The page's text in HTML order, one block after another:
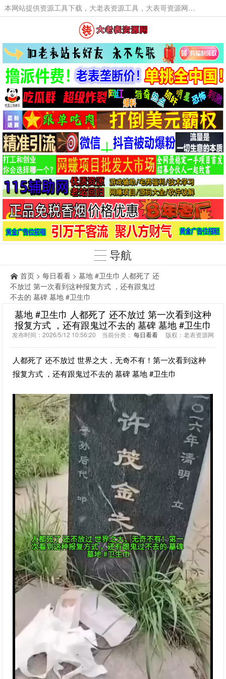
本网站提供资源工具下载，大老表资源工具，大表哥资源网软件工具，大老表资源下载，活动线报福利资源分享,活动线报，大型网游经典游戏，网络热门技术游戏辅助交流与分享。
导航
首页 > 每日看看 > 墓地 #卫生巾 人都死了 还
不放过 第一次看到这种报复方式 ，还有跟鬼过
不去的 墓碑 墓地 #卫生巾
墓地 #卫生巾 人都死了 还不放过 第一次看到这种
报复方式 ，还有跟鬼过不去的 墓碑 墓地 #卫生巾
发布时间：2026/5/12 10:56:20 当前分类： 每日看看 版权：老表资源网
人都死了 还不放过 世界之大，无奇不有！第一次看到这种
报复方式 ，还有跟鬼过不去的 墓碑 墓地 #卫生巾